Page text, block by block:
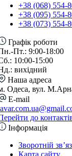
+38 (068) 554-
+38 (095) 554-
+38 (073) 554-
Графік роботи
Пт.: 9:00-18:00
10:00-15:00
вихідний
Наша адреса
Одеса, вул.
E-mail
до
Інформація
Зворотній
Карта сайту